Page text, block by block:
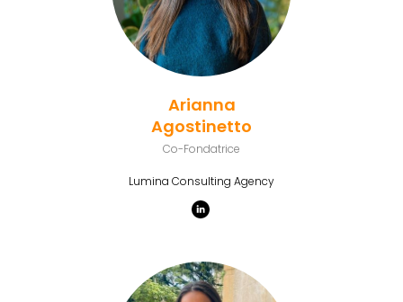
Arianna
Agostinetto
Co-Fondatrice
Lumina Consulting Agency